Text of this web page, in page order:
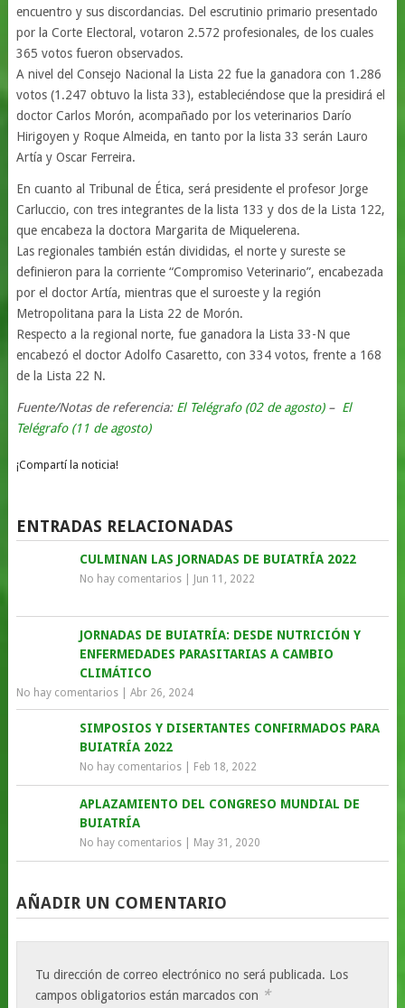
encuentro y sus discordancias. Del escrutinio primario presentado
por la Corte Electoral, votaron 2.572 profesionales, de los cuales
365 votos fueron observados.
A nivel del Consejo Nacional la Lista 22 fue la ganadora con 1.286
votos (1.247 obtuvo la lista 33), estableciéndose que la presidirá el
doctor Carlos Morón, acompañado por los veterinarios Darío
Hirigoyen y Roque Almeida, en tanto por la lista 33 serán Lauro
Artía y Oscar Ferreira.
En cuanto al Tribunal de Ética, será presidente el profesor Jorge
Carluccio, con tres integrantes de la lista 133 y dos de la Lista 122,
que encabeza la doctora Margarita de Miquelerena.
Las regionales también están divididas, el norte y sureste se
definieron para la corriente “Compromiso Veterinario”, encabezada
por el doctor Artía, mientras que el suroeste y la región
Metropolitana para la Lista 22 de Morón.
Respecto a la regional norte, fue ganadora la Lista 33-N que
encabezó el doctor Adolfo Casaretto, con 334 votos, frente a 168
de la Lista 22 N.
Fuente/Notas de referencia: El Telégrafo (02 de agosto)– El
Telégrafo (11 de agosto)
¡Compartí la noticia!
ENTRADAS RELACIONADAS
CULMINAN LAS JORNADAS DE BUIATRÍA 2022
No hay comentarios| Jun 11, 2022
JORNADAS DE BUIATRÍA: DESDE NUTRICIÓN Y
ENFERMEDADES PARASITARIAS A CAMBIO
CLIMÁTICO
No hay comentarios| Abr 26, 2024
SIMPOSIOS Y DISERTANTES CONFIRMADOS PARA
BUIATRÍA 2022
No hay comentarios| Feb 18, 2022
APLAZAMIENTO DEL CONGRESO MUNDIAL DE
BUIATRÍA
No hay comentarios| May 31, 2020
AÑADIR UN COMENTARIO
Tu dirección de correo electrónico no será publicada. Los
campos obligatorios están marcados con *